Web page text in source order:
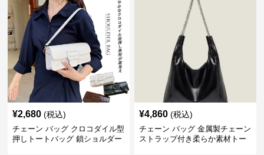
¥2,680 (税込)
チェーン バッグ クロコダイル型
押しトートバッグ 鎖ショルダー
¥4,860 (税込)
チェーン バッグ 金属製チェーン
ストラップ付き柔らか素材トー